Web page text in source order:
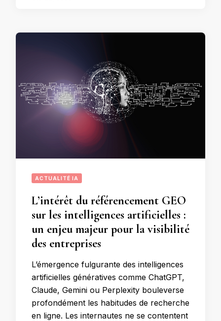
ACTUALITÉ IA
L’intérêt du référencement GEO
sur les intelligences artificielles :
un enjeu majeur pour la visibilité
des entreprises
L’émergence fulgurante des intelligences
artificielles génératives comme ChatGPT,
Claude, Gemini ou Perplexity bouleverse
profondément les habitudes de recherche
en ligne. Les internautes ne se contentent